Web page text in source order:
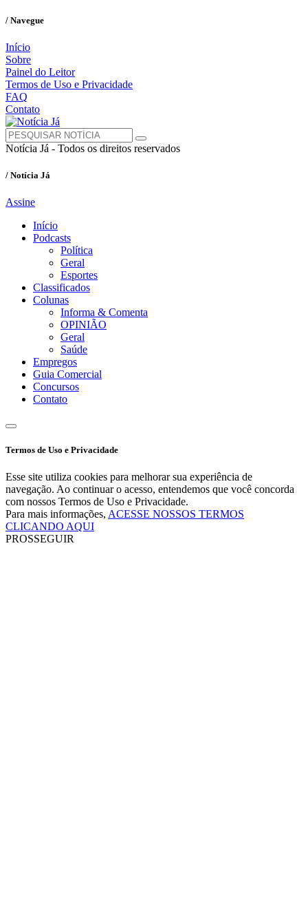
/ Navegue
Início
Sobre
Painel do Leitor
Termos de Uso e Privacidade
FAQ
Contato
Notícia Já - Todos os direitos reservados
/ Notícia Já
Assine
Início
Podcasts
Política
Geral
Esportes
Classificados
Colunas
Informa & Comenta
OPINIÃO
Geral
Saúde
Empregos
Guia Comercial
Concursos
Contato
Termos de Uso e Privacidade
Esse site utiliza cookies para melhorar sua experiência de
navegação. Ao continuar o acesso, entendemos que você concorda
com nossos Termos de Uso e Privacidade.
Para mais informações, ACESSE NOSSOS TERMOS
CLICANDO AQUI
PROSSEGUIR